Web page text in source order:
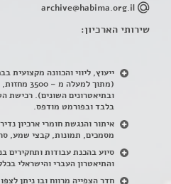
archive@habima.org.il
שירותי הארכיון:
ייעוץ, ליווי והכוונה מקצועית
(מתוך למעלה
ובתיאטרונים השונים). רכישת
בלבד ובפורמט מודפס.
איתור והנגשת חומרי ארכיון
מסמכים, תמונות, קבצי שמע,
סיוע בהכנת עבודות ותחקירים
והתיאטרון העברי והישראלי